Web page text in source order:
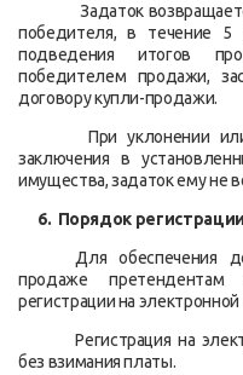
Задаток возвращается
победителя, в течение
подведения итогов
победителем продажи,
договору купли-продажи.
При уклонении или
заключения в
имущества, задаток ему не
6. Порядок
Для обеспечения
продаже претендентам
регистрации на
Регистрация на
без взимания платы.